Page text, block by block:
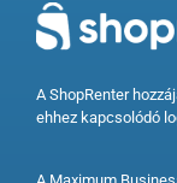
A ShopRenter
ehhez kapcsolódó